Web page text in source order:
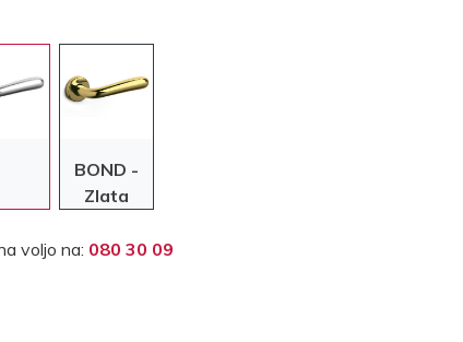
BOND -
Zlata
voljo na: 080 30 09